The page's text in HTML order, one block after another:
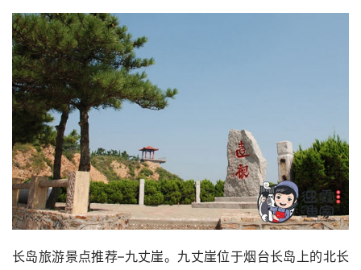
长岛旅游景点推荐–九丈崖。九丈崖位于烟台长岛上的北长